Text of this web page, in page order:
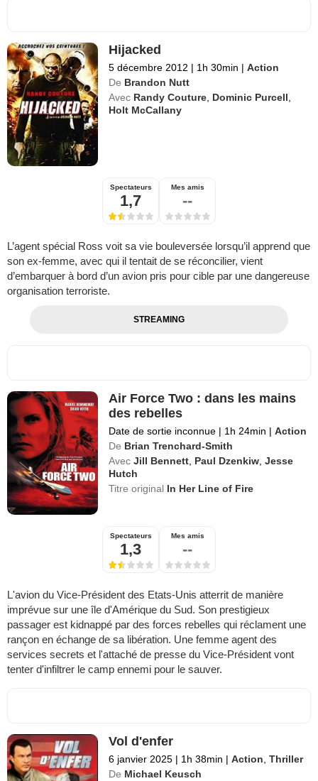
Hijacked
5 décembre 2012 | 1h 30min | Action
De Brandon Nutt
Avec Randy Couture Dominic Purcell
Holt McCallany
Spectateurs
1,7
Mes amis
--
L’agent spécial Ross voit sa vie bouleversée lorsqu’il apprend que
son ex-femme, avec qui il tentait de se réconcilier, vient
d’embarquer à bord d’un avion pris pour cible par une dangereuse
organisation terroriste.
STREAMING
Air Force Two : dans les mains
des rebelles
Date de sortie inconnue | 1h 24min | Action
De Brian Trenchard-Smith
Avec Jill Bennett Paul Dzenkiw ,Jesse
Hutch
Titre original In Her Line of Fire
Spectateurs
1,3
Mes amis
--
L'avion du Vice-Président des Etats-Unis atterrit de manière
imprévue sur une île d'Amérique du Sud. Son prestigieux
passager est kidnappé par des forces rebelles qui réclament une
rançon en échange de sa libération. Une femme agent des
services secrets et l'attaché de presse du Vice-Président vont
tenter d'infiltrer le camp ennemi pour le sauver.
Vol d'enfer
6 janvier 2025 | 1h 38min | Action ,Thriller
De Michael Keusch